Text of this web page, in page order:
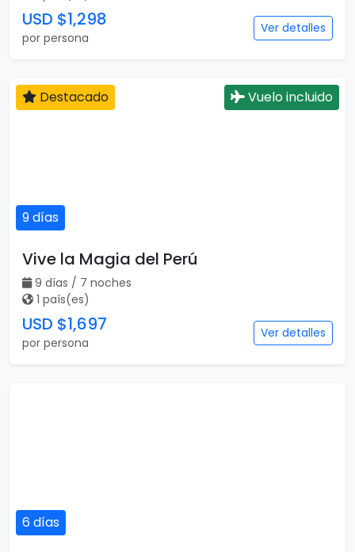
USD $1,298
por persona
Ver detalles
9 días
Destacado Vuelo incluido
Vive la Magia del Perú
9 días / 7 noches
1 país(es)
USD $1,697
por persona
Ver detalles
6 días